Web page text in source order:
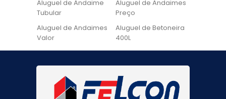
Aluguel de Andaime
Tubular
Aluguel de Andaimes
Preço
Aluguel de Andaimes
Valor
Aluguel de Betoneira
400L
Aluguel de Betoneira
Cadeira de Pintura
Locação de Andaime
Preço
Locação de Andaime
Tubular